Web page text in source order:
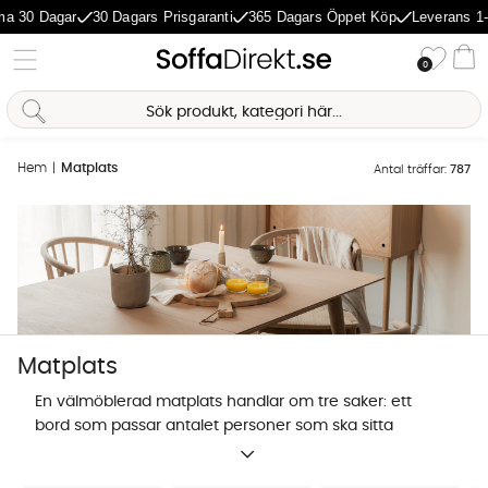
30 Dagars Prisgaranti 365 Dagars Öppet Köp Leverans 1-5
0
Hem Matplats Antal träffar: 787
Matplats
En välmöblerad matplats handlar om tre saker: ett
bord som passar antalet personer som ska sitta
tillsammans och rummets storlek, stolar som är